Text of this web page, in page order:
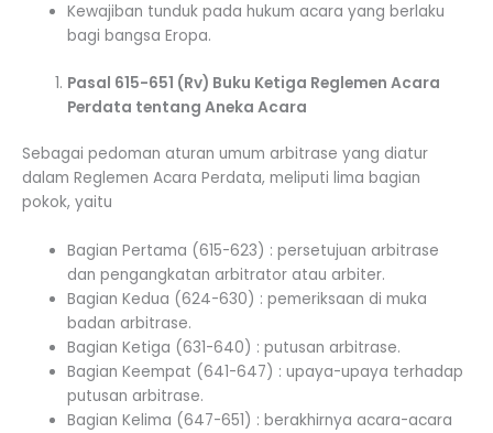
Kewajiban tunduk pada hukum acara yang berlaku
bagi bangsa Eropa.
Pasal 615-651 (Rv) Buku Ketiga Reglemen Acara
Perdata tentang Aneka Acara
Sebagai pedoman aturan umum arbitrase yang diatur
dalam Reglemen Acara Perdata, meliputi lima bagian
pokok, yaitu
Bagian Pertama (615-623) : persetujuan arbitrase
dan pengangkatan arbitrator atau arbiter.
Bagian Kedua (624-630) : pemeriksaan di muka
badan arbitrase.
Bagian Ketiga (631-640) : putusan arbitrase.
Bagian Keempat (641-647) : upaya-upaya terhadap
putusan arbitrase.
Bagian Kelima (647-651) : berakhirnya acara-acara